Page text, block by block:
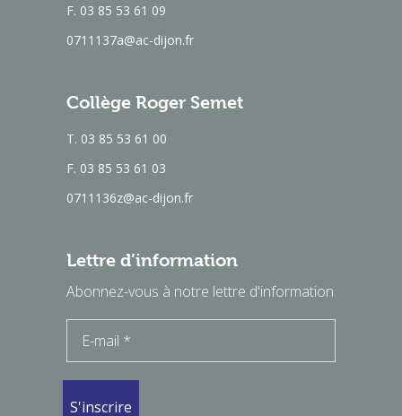
F. 03 85 53 61 09
0711137a@ac-dijon.fr
Collège Roger Semet
T. 03 85 53 61 00
F. 03 85 53 61 03
0711136z@ac-dijon.fr
Lettre d’information
Abonnez-vous à notre lettre d'information